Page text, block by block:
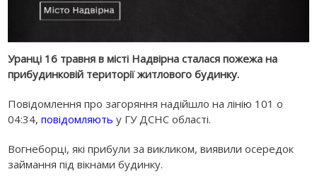
Уранці 16 травня в місті Надвірна сталася пожежа на
прибудинковій території житлового будинку.
Повідомлення про загоряння надійшло на лінію 101 о
04:34,повідомляють у ГУ ДСНС області.
Вогнеборці, які прибули за викликом, виявили осередок
займання під вікнами будинку.